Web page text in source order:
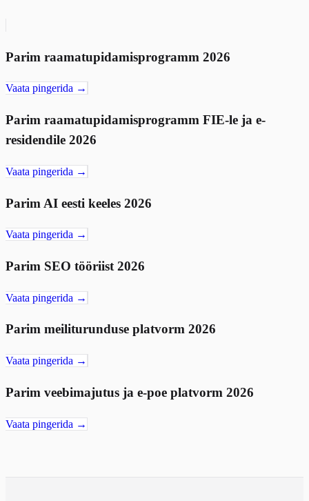
Parim raamatupidamisprogramm 2026
Vaata pingerida →
Parim raamatupidamisprogramm FIE-le ja e-
residendile 2026
Vaata pingerida →
Parim AI eesti keeles 2026
Vaata pingerida →
Parim SEO tööriist 2026
Vaata pingerida →
Parim meiliturunduse platvorm 2026
Vaata pingerida →
Parim veebimajutus ja e-poe platvorm 2026
Vaata pingerida →